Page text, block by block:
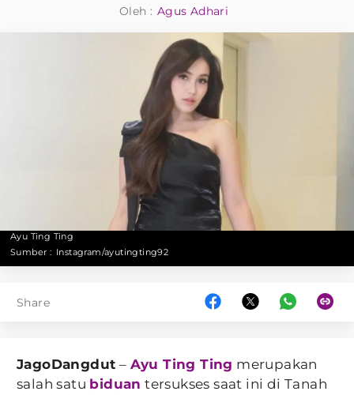
Oleh : Agus Adhari
Ayu Ting Ting
Sumber : Instagram/ayutingting92
Share
JagoDangdut – Ayu Ting Ting merupakan
salah satu biduan tersukses saat ini di Tanah